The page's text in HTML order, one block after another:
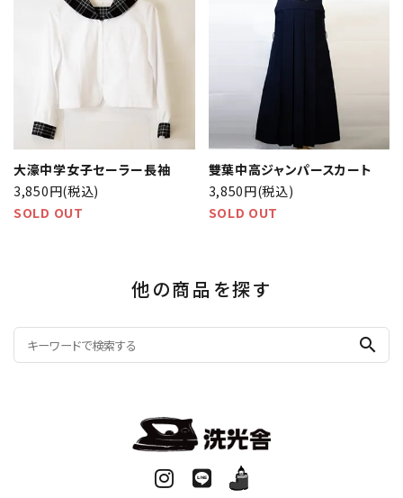
大濠中学女子セーラー長袖
3,850円(税込)
SOLD OUT
雙葉中高ジャンパースカート
3,850円(税込)
SOLD OUT
他の商品を探す
search